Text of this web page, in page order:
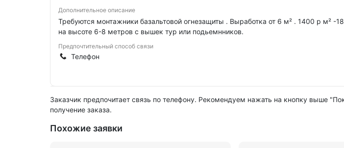
Дополнительное описание
Требуются монтажники базальтовой огнезащиты . Выработка от 6 м² . 1400 р м² -
на высоте 6-8 метров с вышек тур или подьемнников.
Предпочтительный способ связи
Телефон
Заказчик предпочитает связь по телефону. Рекомендуем нажать на кнопку выше
получение заказа.
Похожие заявки